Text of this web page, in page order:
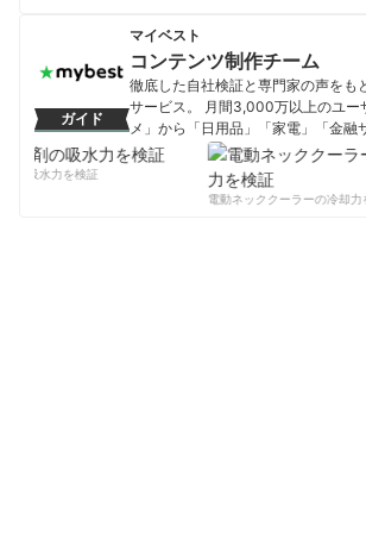
修了。わかりやすい解説で「世界一
ンマでっか！？TV」「あさイチ」「
る！」などのテレビ、ラジオや新聞
方面で活躍中。著書「入浴は究極の
溪谷社）「入浴検定公式テキスト」
「最高の入浴法~お風呂研究20年、
が考案」（大和書房）など。
早坂信哉のプロフィール
ガイド
マイベスト
コンテンツ制作チーム
徹底した自社検証と専門家の声をも
サービス。 月間3,000万以上のユー
メ」から「日用品」「家電」「金融
ストな商品を選んでもらうために、
コンテンツ制作チームのプロフィ
の吸水力を検証
電動ネッククーラーの冷却力